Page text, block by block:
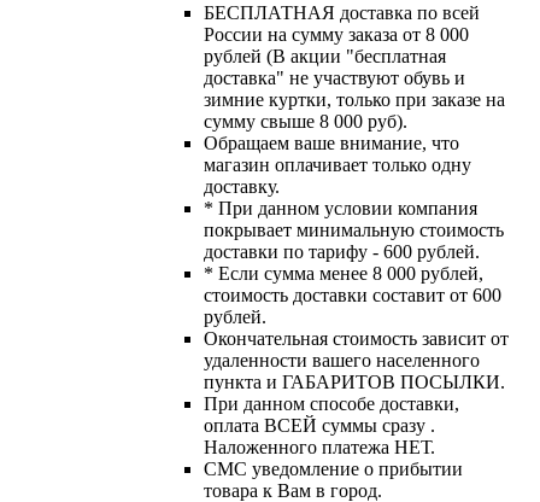
БЕСПЛАТНАЯ доставка по всей
России на сумму заказа от 8 000
рублей (В акции "бесплатная
доставка" не участвуют обувь и
зимние куртки, только при заказе на
сумму свыше 8 000 руб).
Обращаем ваше внимание, что
магазин оплачивает только одну
доставку.
* При данном условии компания
покрывает минимальную стоимость
доставки по тарифу - 600 рублей.
* Если сумма менее 8 000 рублей,
стоимость доставки составит от 600
рублей.
Окончательная стоимость зависит от
удаленности вашего населенного
пункта и ГАБАРИТОВ ПОСЫЛКИ.
При данном способе доставки,
оплата ВСЕЙ суммы сразу .
Наложенного платежа НЕТ.
СМС уведомление о прибытии
товара к Вам в город.